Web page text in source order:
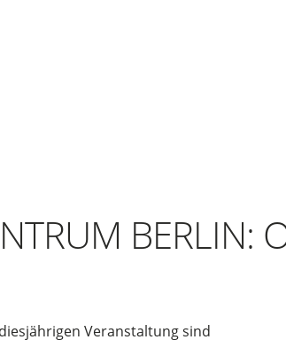
BERLIN:
Veranstaltung sind